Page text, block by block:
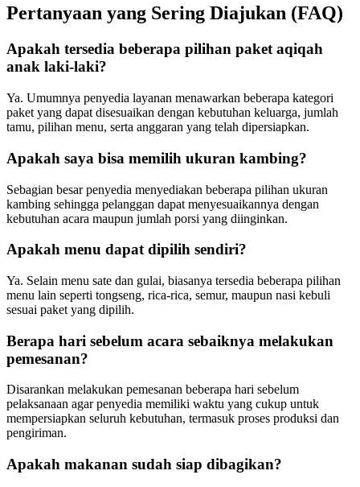
Pertanyaan yang Sering Diajukan (FAQ)
Apakah tersedia beberapa pilihan paket aqiqah
anak laki-laki?
Ya. Umumnya penyedia layanan menawarkan beberapa kategori
paket yang dapat disesuaikan dengan kebutuhan keluarga, jumlah
tamu, pilihan menu, serta anggaran yang telah dipersiapkan.
Apakah saya bisa memilih ukuran kambing?
Sebagian besar penyedia menyediakan beberapa pilihan ukuran
kambing sehingga pelanggan dapat menyesuaikannya dengan
kebutuhan acara maupun jumlah porsi yang diinginkan.
Apakah menu dapat dipilih sendiri?
Ya. Selain menu sate dan gulai, biasanya tersedia beberapa pilihan
menu lain seperti tongseng, rica-rica, semur, maupun nasi kebuli
sesuai paket yang dipilih.
Berapa hari sebelum acara sebaiknya melakukan
pemesanan?
Disarankan melakukan pemesanan beberapa hari sebelum
pelaksanaan agar penyedia memiliki waktu yang cukup untuk
mempersiapkan seluruh kebutuhan, termasuk proses produksi dan
pengiriman.
Apakah makanan sudah siap dibagikan?